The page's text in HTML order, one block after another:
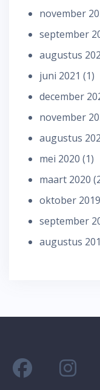
november
september
augustus
juni 2021 (1)
december
november
augustus
mei 2020 (1)
maart 2020
oktober 2019
september
augustus